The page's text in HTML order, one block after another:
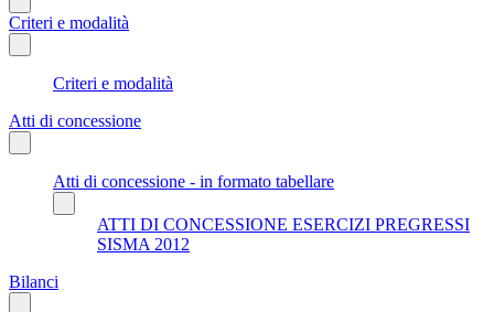
Criteri e modalità
Criteri e modalità
Atti di concessione
Atti di concessione - in formato tabellare
ATTI DI CONCESSIONE ESERCIZI PREGRESSI
SISMA 2012
Bilanci